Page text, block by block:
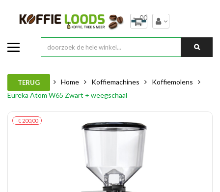
00
TERUG Home Koffiemachines
Koffiemolens
Eureka Atom W65 Zwart + weegschaal
-€ 200,00